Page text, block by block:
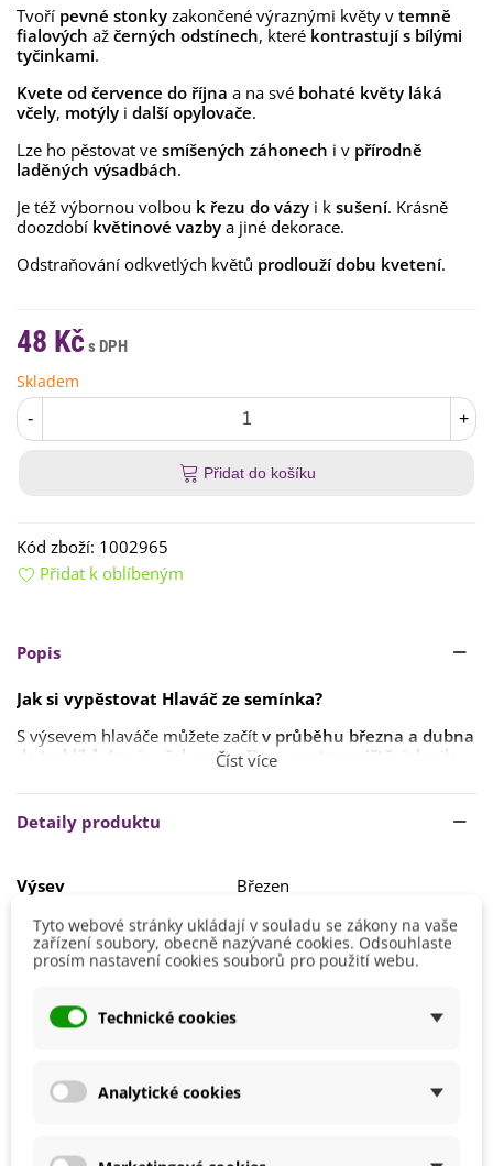
Tvoří pevné stonky zakončené výraznými květy v temně
fialových až černých odstínech, které kontrastují s bílými
tyčinkami.
Kvete od července do října a na své bohaté květy láká
včely, motýly i další opylovače.
Lze ho pěstovat ve smíšených záhonech i v přírodně
laděných výsadbách.
Je též výbornou volbou k řezu do vázy i k sušení. Krásně
doozdobí květinové vazby a jiné dekorace.
Odstraňování odkvetlých květů prodlouží dobu kvetení.
48 Kč
Skladem
- +
Přidat do košíku
Kód zboží: 1002965
Přidat k oblíbeným
Popis
Jak si vypěstovat Hlaváč ze semínka?
S výsevem hlaváče můžete začít v průběhu března a dubna
do truhlíků. Lze je však
vysít přímo na stanoviště , jakmile
Klíčení obvykle trvá 2–3 týdny
kolem 18–22 °C. Semena stačí jen
Na záhon se rostlinky
přesazují v druhé polovině května
Hlaváč má rádslunné stanovištěa půdubohatou na
živiny, kterádobře odvádí vodu.
Číst více
Detaily produktu
Výsev
Březen
Výška
80 - 100 cm
Stanoviště
Slunečné
Barva Květů
Srpen
Možnosti Pěstování
Venku
Tyto webové stránky ukládají v souladu se zákony na vaše
zařízení soubory, obecně nazývané cookies. Odsouhlaste
prosím nastavení cookies souborů pro použití webu.
Technické cookies
Analytické cookies